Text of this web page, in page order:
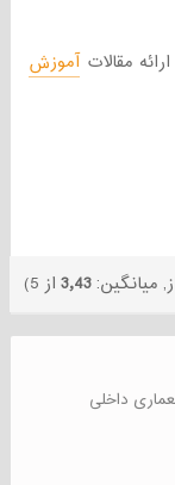
آموزش
میانگین:3٫43 از 5)
داخلی